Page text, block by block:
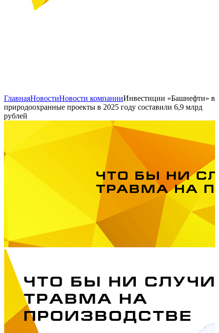
ГлавнаяНовостиНовости компанииИнвестиции «Башнефти» в
природоохранные проекты в 2025 году составили 6,9 млрд
рублей